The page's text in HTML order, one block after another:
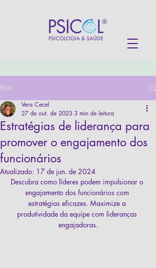
Post
Estratégias de liderança para
promover o engajamento dos
funcionários
Vera Cecel
27 de out. de 2023 3 min de leitura
Atualizado: 17 de jun. de 2024
Descubra como líderes podem impulsionar o
engajamento dos funcionários com
estratégias eficazes. Maximize a
produtividade da equipe com lideranças
engajadoras.